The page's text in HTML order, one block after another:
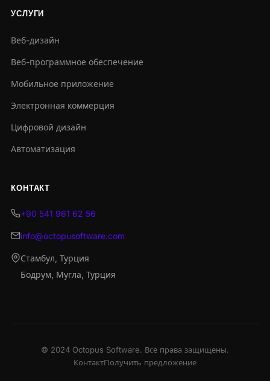
УСЛУГИ
Веб-дизайн
Веб-программное обеспечение
Мобильное приложение
Электронная коммерция
Цифровой дизайн
Автоматизация
КОНТАКТ
+90 541 961 62 56
info@octopusoftware.com
Стамбул, Турция
Бодрум, Мугла, Турция
© 2024 Octopus Software. Все права защищены.
КонтактПолучить предложение